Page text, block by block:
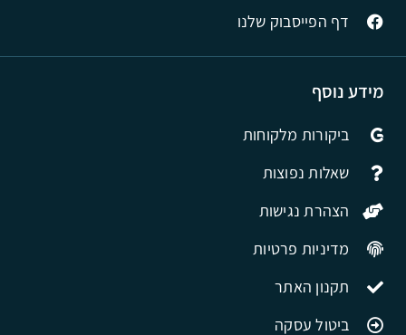
מידע נוסף
ביקורות מלקוחות
שאלות נפוצות
הצהרת נגישות
מדיניות פרטיות
תקנון האתר
ביטול עסקה
דף הפייסבוק שלנו